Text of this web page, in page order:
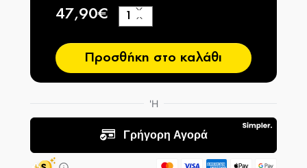
47,90€
−
+
Προσθήκη στο καλάθι